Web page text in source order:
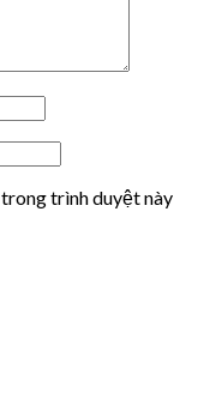
trình duyệt này